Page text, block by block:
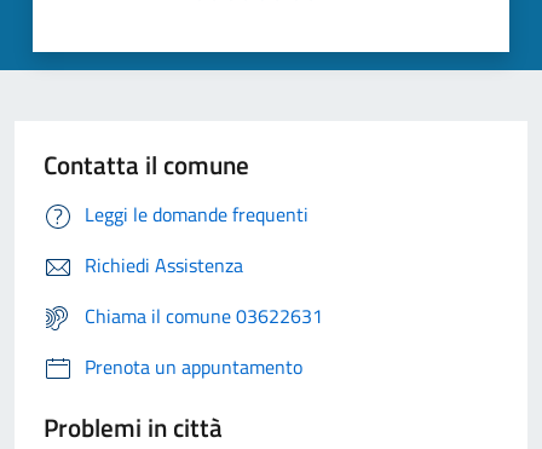
Contatta il comune
Leggi le domande frequenti
Richiedi Assistenza
Chiama il comune 03622631
Prenota un appuntamento
Problemi in città